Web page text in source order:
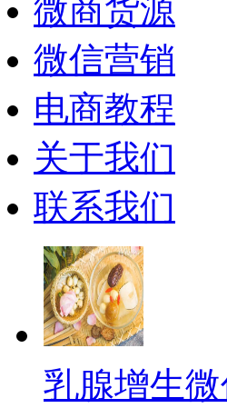
微商货源
微信营销
电商教程
关于我们
联系我们
乳腺增生